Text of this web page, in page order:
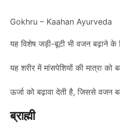
Gokhru – Kaahan Ayurveda
यह विशेष जड़ी-बूटी भी वजन बढ़ाने के
यह शरीर में मांसपेशियों की मात्रा को
ऊर्जा को बढ़ावा देती है, जिससे वजन
ब्राह्मी